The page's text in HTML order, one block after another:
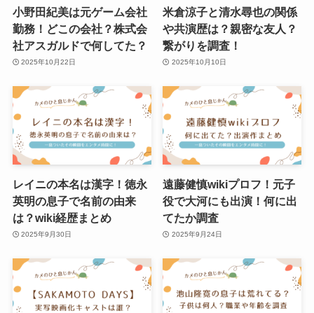
小野田紀美は元ゲーム会社
勤務！どこの会社？株式会
社アスガルドで何してた？
2025年10月22日
米倉涼子と清水尋也の関係
や共演歴は？親密な友人？
繋がりを調査！
2025年10月10日
レイニの本名は漢字！徳永
英明の息子で名前の由来
は？wiki経歴まとめ
2025年9月30日
遠藤健慎wikiプロフ！元子
役で大河にも出演！何に出
てたか調査
2025年9月24日